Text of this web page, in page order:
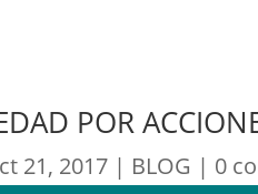
POR
21, 2017 | BLOG | 0